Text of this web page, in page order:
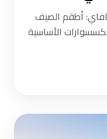
أطقم الصيف
الأساسية